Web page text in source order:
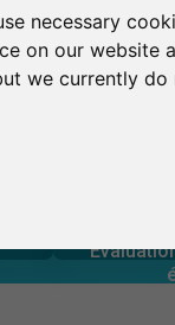
necessary
on our website
we currently